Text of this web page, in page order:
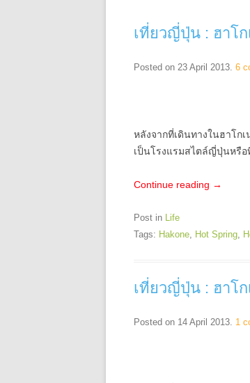
เที่ยวญี่ปุ่น : ฮาโ
Posted on 23 April 2013. 6
หลังจากที่เดินทางในฮาโก
เป็นโรงแรมสไตล์ญี่ปุ่นหรือ
Continue reading →
Post in Life
Tags: Hakone, Hot Spring,
เที่ยวญี่ปุ่น : ฮาโ
Posted on 14 April 2013. 1